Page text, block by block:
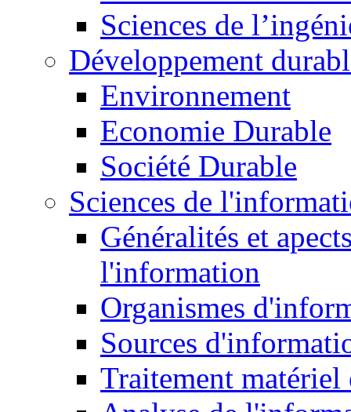
Sciences de
Développement
Environnement
Economie Durable
Société Durable
Sciences de
Généralités et
l'information
Organismes
Sources
Traitement matériel